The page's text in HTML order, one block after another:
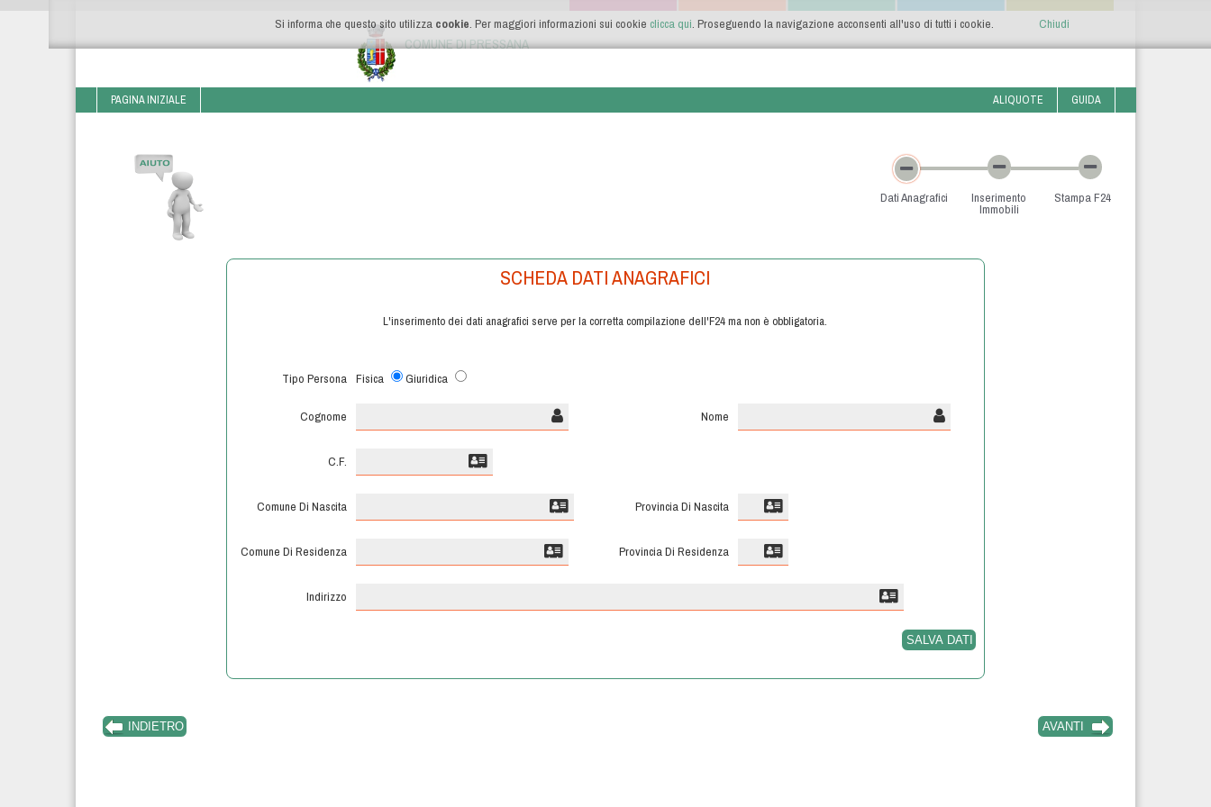
Si informa che questo sito utilizza cookie. Per maggiori informazioni sui cookie clicca qui. Proseguendo la navigazione acconsenti all'uso di tutti i cookie. Chiudi
COMUNE DI PRESSANA
PAGINA INIZIALE GUIDA
ALIQUOTE
Dati Anagrafici Inserimento
Immobili
Stampa F24
SCHEDA DATI ANAGRAFICI
L'inserimento dei dati anagrafici serve per la corretta compilazione dell'F24 ma non è obbligatoria.
Tipo Persona Fisica Giuridica
Cognome Nome
C.F.
Comune Di Nascita Provincia Di Nascita
Comune Di Residenza Provincia Di Residenza
Indirizzo